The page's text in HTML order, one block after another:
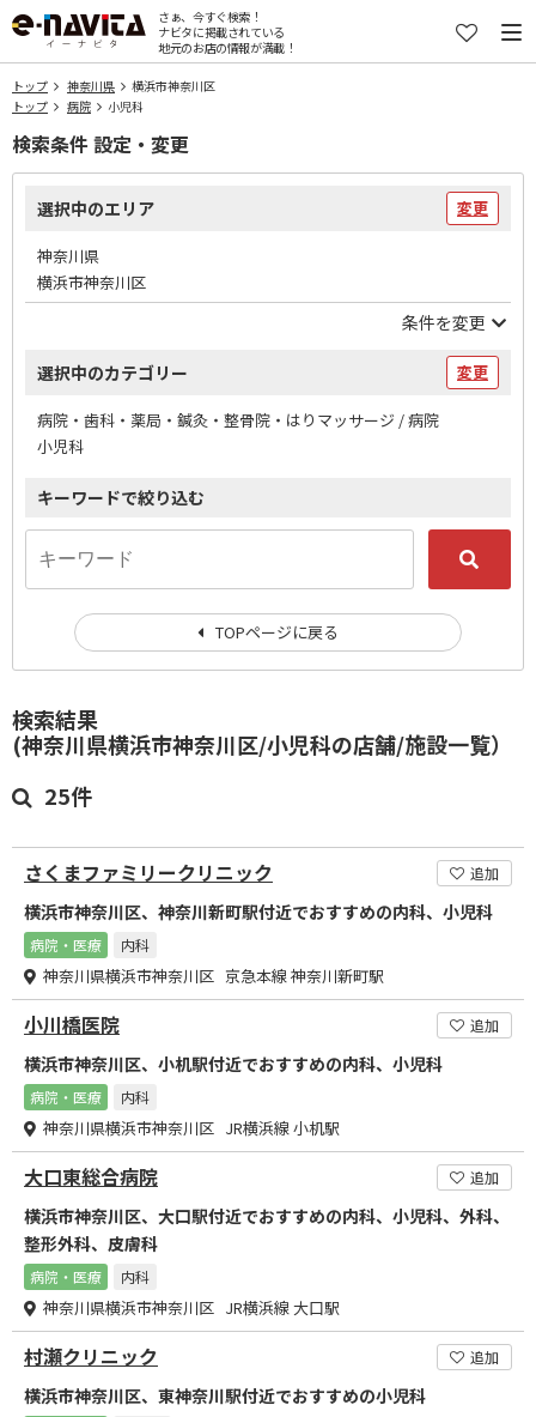
さぁ、今すぐ検索！
ナビタに掲載されている
地元のお店の情報が満載！
トップ 神奈川県
横浜市神奈川区
トップ
病院 小児科
検索結果
(神奈川県横浜市神奈川区/小児科の店舗/施設一覧）
25件
さくまファミリークリニック 追加
横浜市神奈川区、神奈川新町駅付近でおすすめの内科、小児科
病院・医療 内科
神奈川県横浜市神奈川区 京急本線 神奈川新町駅
小川橋医院 追加
横浜市神奈川区、小机駅付近でおすすめの内科、小児科
病院・医療 内科
神奈川県横浜市神奈川区 JR横浜線 小机駅
大口東総合病院 追加
横浜市神奈川区、大口駅付近でおすすめの内科、小児科、外科、
整形外科、皮膚科
病院・医療 内科
神奈川県横浜市神奈川区 JR横浜線 大口駅
村瀬クリニック 追加
横浜市神奈川区、東神奈川駅付近でおすすめの小児科
検索条件 設定・変更
選択中のエリア 変更
神奈川県
横浜市神奈川区
条件を変更
選択中のカテゴリー 変更
病院・歯科・薬局・鍼灸・整骨院・はりマッサージ / 病院
小児科
キーワードで絞り込む
TOPページに戻る